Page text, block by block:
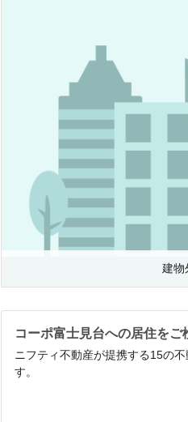
建物
コーポ富士見台への居住をご
ニフティ不動産が提携する15の
す。